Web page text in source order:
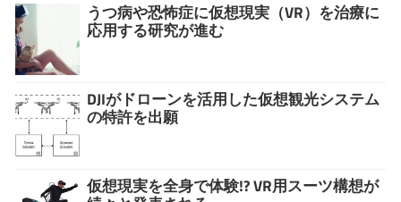
うつ病や恐怖症に仮想現実（VR）を治療に
応用する研究が進む
DJIがドローンを活用した仮想観光システム
の特許を出願
仮想現実を全身で体験!? VR用スーツ構想が